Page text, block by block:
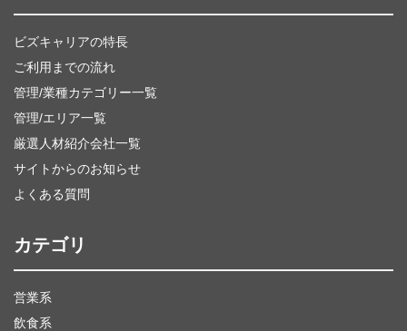
ビズキャリアの特長
ご利用までの流れ
管理/業種カテゴリー一覧
管理/エリア一覧
厳選人材紹介会社一覧
サイトからのお知らせ
よくある質問
カテゴリ
営業系
飲食系